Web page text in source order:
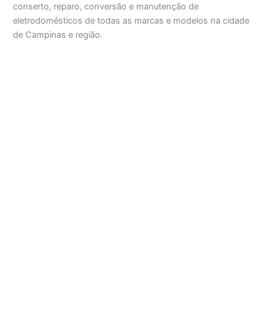
conserto, reparo, conversão e manutenção de
eletrodomésticos de todas as marcas e modelos na cidade
de Campinas e região.